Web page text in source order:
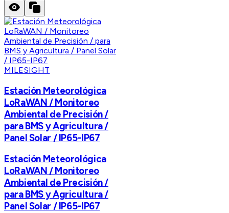
MILESIGHT
Estación Meteorológica
LoRaWAN / Monitoreo
Ambiental de Precisión /
para BMS y Agricultura /
Panel Solar / IP65-IP67
Estación Meteorológica
LoRaWAN / Monitoreo
Ambiental de Precisión /
para BMS y Agricultura /
Panel Solar / IP65-IP67